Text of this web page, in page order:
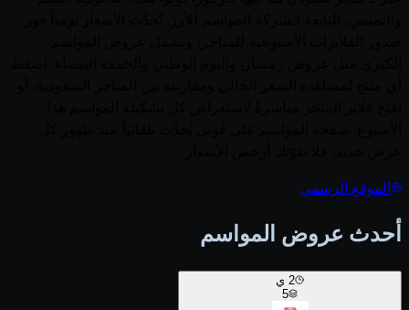
الموقع الرسمي
أحدث عروض المواسم
2 ي
5